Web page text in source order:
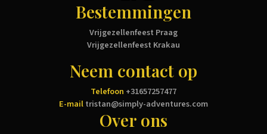
Bestemmingen
Vrijgezellenfeest Praag
Vrijgezellenfeest Krakau
Neem contact op
Telefoon +31657257477
E-mailtristan@simply-adventures.com
Over ons